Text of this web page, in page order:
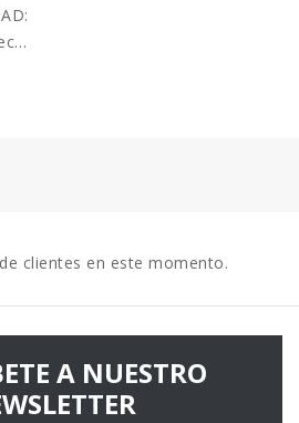
clientes en este momento.
A NUESTRO